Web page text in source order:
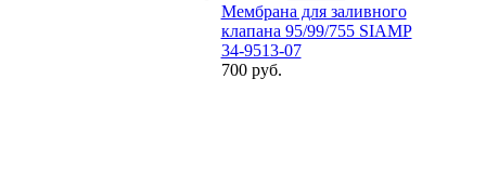
Мембрана для заливного
клапана 95/99/755 SIAMP
34-9513-07
700 руб.